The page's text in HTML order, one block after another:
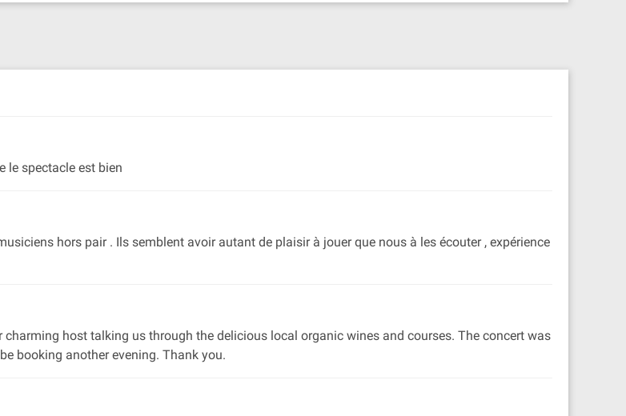
le spectacle est bien
hors pair . Ils semblent avoir autant de plaisir à jouer que nous à les écouter , expérience
host talking us through the delicious local organic wines and courses. The concert was
booking another evening. Thank you.